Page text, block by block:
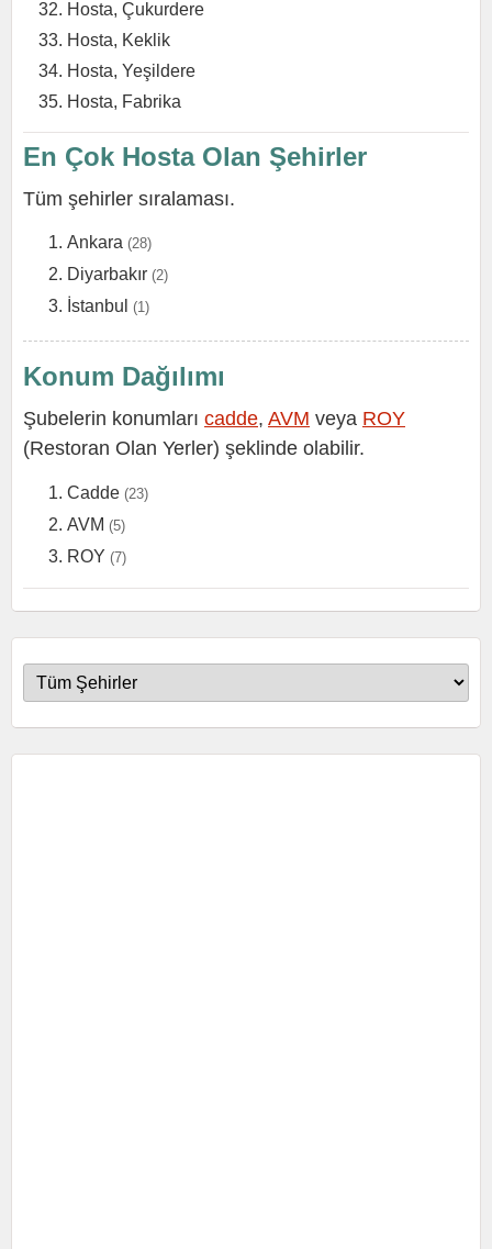
Hosta, Çukurdere
Hosta, Keklik
Hosta, Yeşildere
Hosta, Fabrika
En Çok Hosta Olan Şehirler
Tüm şehirler sıralaması.
Ankara (28)
Diyarbakır (2)
İstanbul (1)
Konum Dağılımı
Şubelerin konumları cadde, AVM veya ROY
(Restoran Olan Yerler) şeklinde olabilir.
Cadde (23)
AVM (5)
ROY (7)